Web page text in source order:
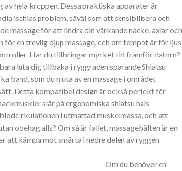
hela kroppen. Dessa praktiska apparater är
ischias problem, såväl som att sensibilisera och
massage för att lindra din värkande nacke, axlar och
för en trevlig djup massage, och om tempot är för ljus
Har du tillbringar mycket tid framför datorn?
luta dig tillbaka i ryggraden sparande Shiatsu
band, som du njuta av en massage i området
Detta kompatibel design är också perfekt för
slår på ergonomiska shiatsu hals
i utmattad muskelmassa, och att
obehag alls? Om så är fallet, massagebälten är en
att kämpa mot smärta i nedre delen av ryggen
Om du behöver en